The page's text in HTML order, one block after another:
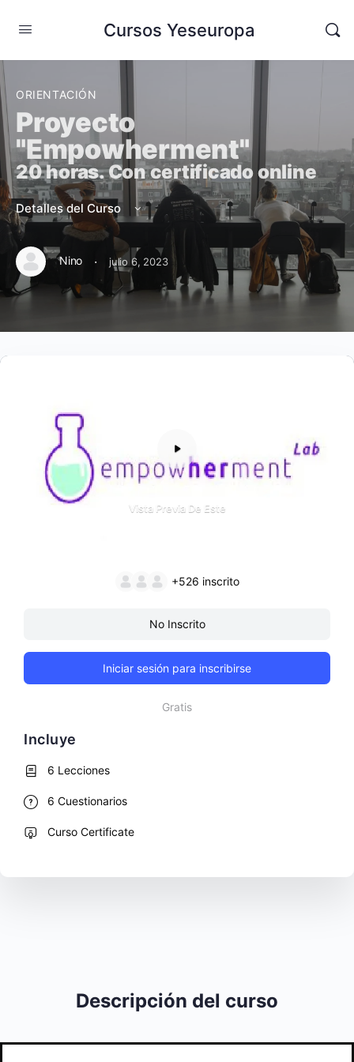
Cursos Yeseuropa
ORIENTACIÓN
Proyecto
"Empowherment"
20 horas. Con certificado online
Detalles del Curso
Nino · julio 6, 2023
Descripción del curso
Vista Previa De Este
+526 inscrito
No Inscrito
Iniciar sesión para inscribirse
Gratis
Incluye
6 Lecciones
6 Cuestionarios
Curso Certificate